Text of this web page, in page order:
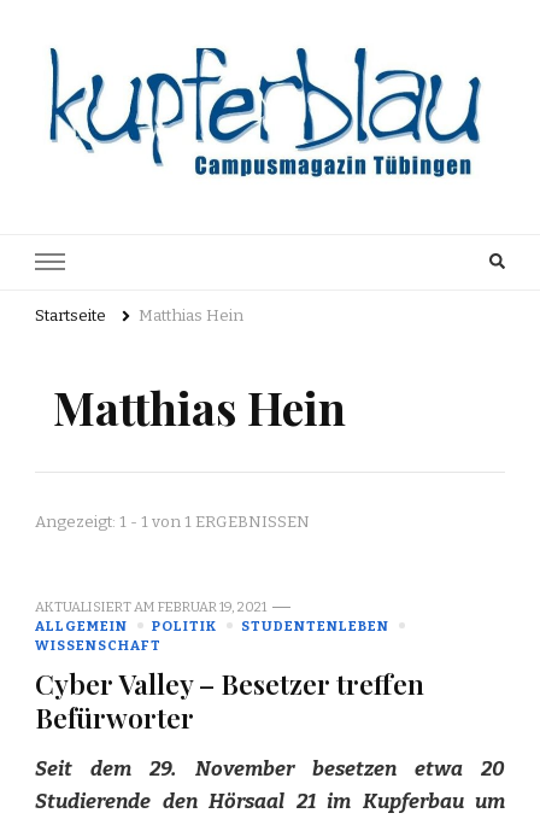
Archiv
Startseite Matthias Hein
Matthias Hein
Angezeigt: 1 - 1 von 1 ERGEBNISSEN
AKTUALISIERT AM FEBRUAR 19, 2021
ALLGEMEIN
POLITIK
STUDENTENLEBEN
WISSENSCHAFT
Cyber Valley – Besetzer treffen
Befürworter
Seit dem 29. November besetzen etwa 20
Studierende den Hörsaal 21 im Kupferbau um